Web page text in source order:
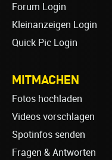
Forum Login
Kleinanzeigen Login
Quick Pic Login
MITMACHEN
Fotos hochladen
Videos vorschlagen
Spotinfos senden
Fragen & Antworten